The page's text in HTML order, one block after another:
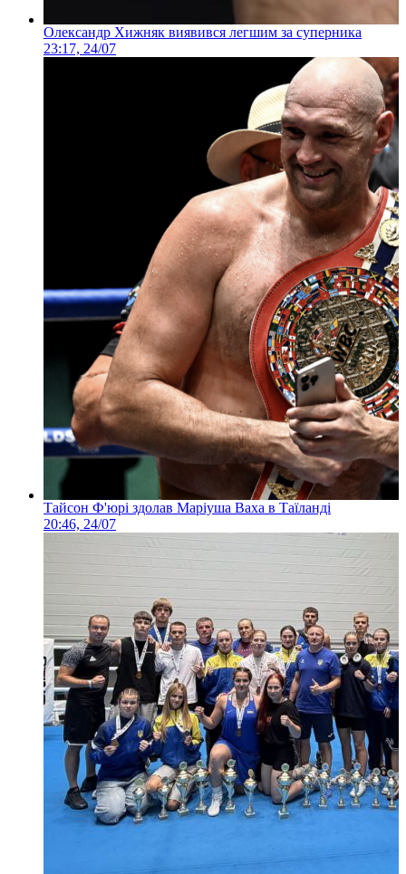
Олександр Хижняк виявився легшим за суперника
23:17, 24/07
Тайсон Ф'юрі здолав Маріуша Ваха в Таїланді
20:46, 24/07